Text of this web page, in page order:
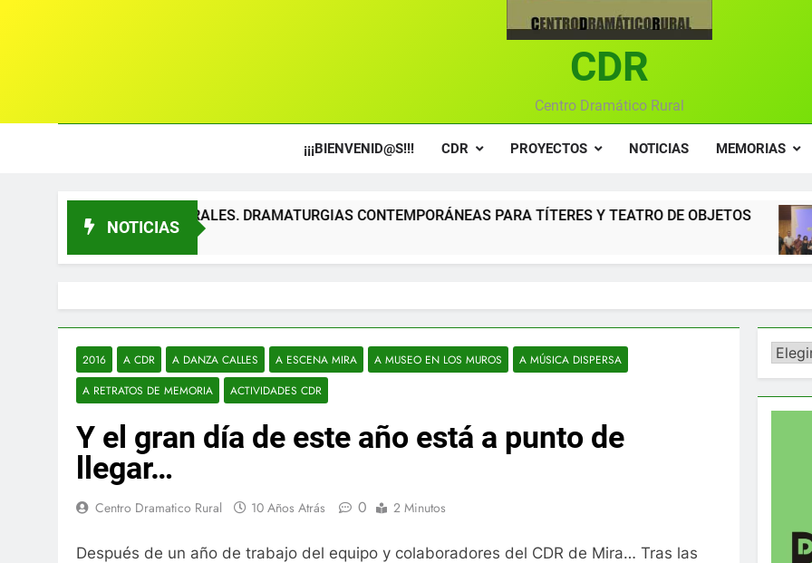
Textos seleccionados en el VI Certamen Francisco Nieva de
CDR
Centro Dramático Rural
¡¡¡BIENVENID@S!!! CDR PROYECTOS NOTICIAS MEMORIAS
NOTICIAS
DRAMATURGIAS CONTEMPORÁNEAS PARA TÍTERES Y TEATRO DE OBJETOS Gala del Centro
2016 A CDR A DANZA CALLES A ESCENA MIRA A MUSEO EN LOS MUROS
A MÚSICA DISPERSA
A RETRATOS DE MEMORIA
ACTIVIDADES CDR
Y el gran día de este año está a punto de
llegar…
Centro Dramatico Rural 10 Años Atrás 0 2 Minutos
Después de un año de trabajo del equipo y colaboradores del CDR de Mira… Tras las